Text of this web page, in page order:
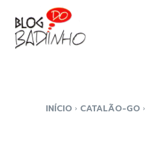
INÍCIO CATALÃO-GO